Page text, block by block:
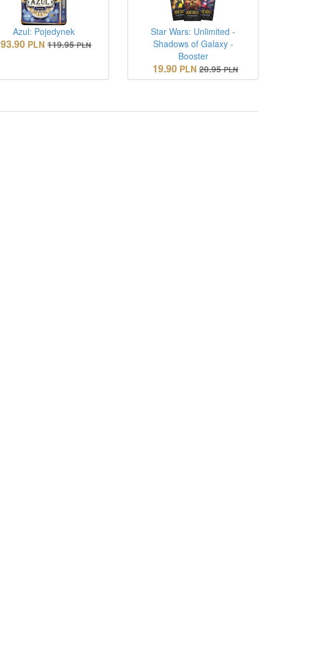
Azul: Pojedynek
93.90 PLN 119.95 PLN
Star Wars: Unlimited -
Shadows of Galaxy -
Booster
19.90 PLN 20.95 PLN